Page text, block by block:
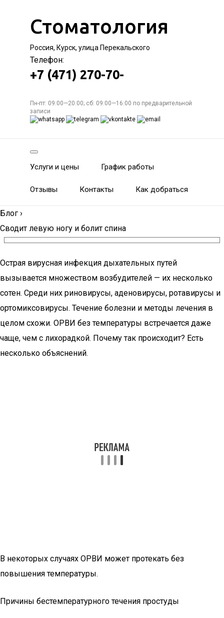
Стоматология
Россия, Курск, улица Перекальского
Телефон:
+7 (471) 270-70-
Пн-пт: 09:00—20:00; сб: 09:00—16:00 по предварительной
записи
Услуги и цены График работы
Отзывы Контакты Как добраться
Блог ›
Сводит левую ногу и болит спина
Острая вирусная инфекция дыхательных путей
вызывается множеством возбудителей — их несколько
сотен. Среди них риновирусы, аденовирусы, ротавирусы и
ортомиксовирусы. Течение болезни и методы лечения в
целом схожи. ОРВИ без температуры встречается даже
чаще, чем с лихорадкой. Почему так происходит? Есть
несколько объяснений.
В некоторых случаях ОРВИ может протекать без
повышения температуры.
Причины бестемпературного течения простуды